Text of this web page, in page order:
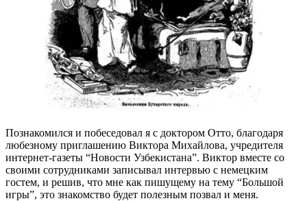
Познакомился и побеседовал я с доктором Отто, благодаря
любезному приглашению Виктора Михайлова, учредителя
интернет-газеты “Новости Узбекистана”. Виктор вместе со
своими сотрудниками записывал интервью с немецким
гостем, и решив, что мне как пишущему на тему “Большой
игры”, это знакомство будет полезным позвал и меня.